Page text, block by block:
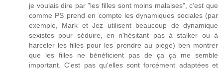
je voulais dire par "les filles sont moins malaises", c'est que
comme PS prend en compte les dynamiques sociales (par
exemple, Mark et Jez utilisent beaucoup de dynamique
sexistes pour séduire, en n'hésitant pas à stalker ou à
harceler les filles pour les prendre au piège) ben montrer
que les filles ne bénéficient pas de ça ça me semble
important. C'est pas qu'elles sont forcément adaptées et